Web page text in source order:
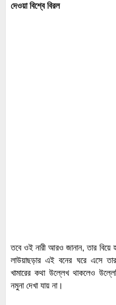
দেওয়া বিশ্বে বিরল
তবে ওই নারী আরও জানান, তার বিয়ে
লাউয়াছড়ার এই বনের ঘরে এসে
খামারের কথা উল্লেখ থাকলেও
নমুনা দেখা যায় না।